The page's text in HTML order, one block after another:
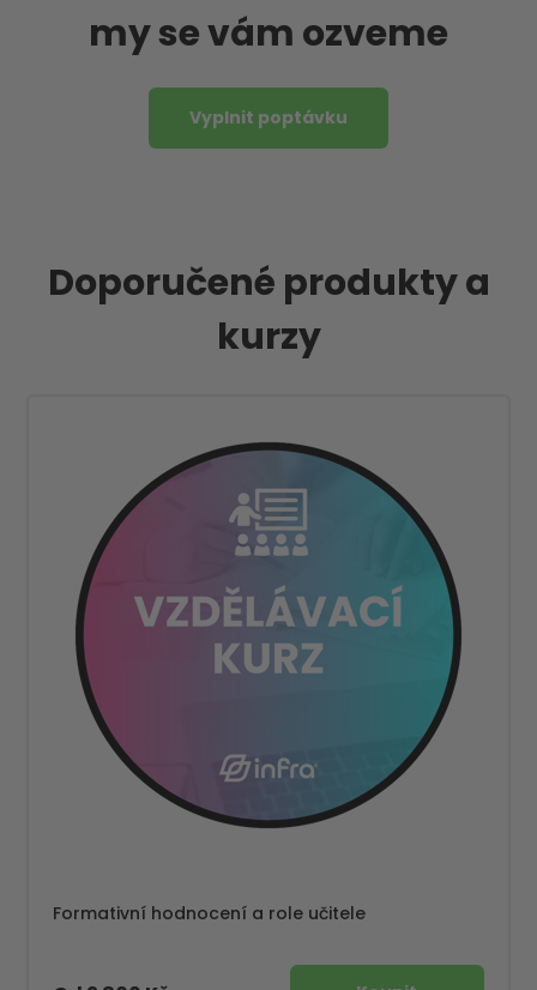
my se vám ozveme
Vyplnit poptávku
Doporučené produkty a
kurzy
Formativní hodnocení a role učitele